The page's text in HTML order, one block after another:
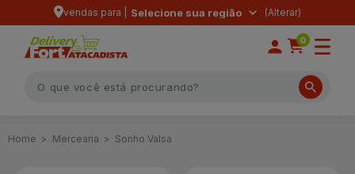
vendas para | Selecione sua região
0
Mercearia Sonho Valsa